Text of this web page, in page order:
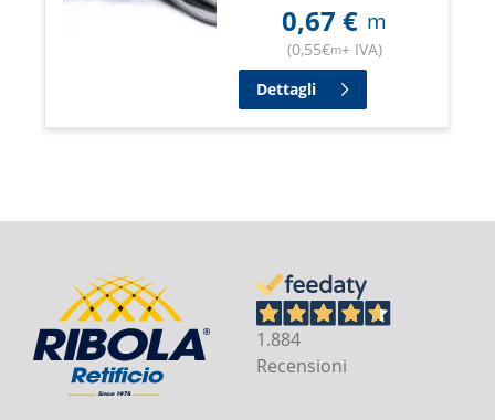
0,67 € m
(0,55€m+ IVA)
Dettagli
1.884
Recensioni